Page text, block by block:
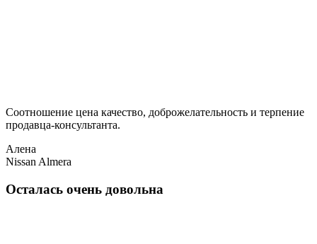
Соотношение цена качество, доброжелательность и терпение
продавца-консультанта.
Алена
Nissan Almera
Осталась очень довольна